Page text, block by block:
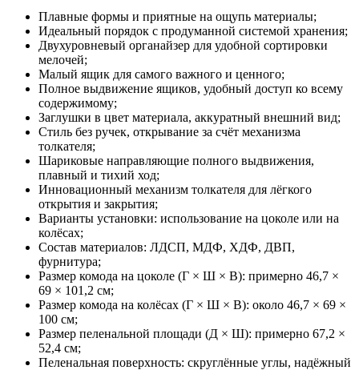
Плавные формы и приятные на ощупь материалы;
Идеальный порядок с продуманной системой хранения;
Двухуровневый органайзер для удобной сортировки
мелочей;
Малый ящик для самого важного и ценного;
Полное выдвижение ящиков, удобный доступ ко всему
содержимому;
Заглушки в цвет материала, аккуратный внешний вид;
Стиль без ручек, открывание за счёт механизма
толкателя;
Шариковые направляющие полного выдвижения,
плавный и тихий ход;
Инновационный механизм толкателя для лёгкого
открытия и закрытия;
Варианты установки: использование на цоколе или на
колёсах;
Состав материалов: ЛДСП, МДФ, ХДФ, ДВП,
фурнитура;
Размер комода на цоколе (Г × Ш × В): примерно 46,7 ×
69 × 101,2 см;
Размер комода на колёсах (Г × Ш × В): около 46,7 × 69 ×
100 см;
Размер пеленальной площади (Д × Ш): примерно 67,2 ×
52,4 см;
Пеленальная поверхность: скруглённые углы, надёжный